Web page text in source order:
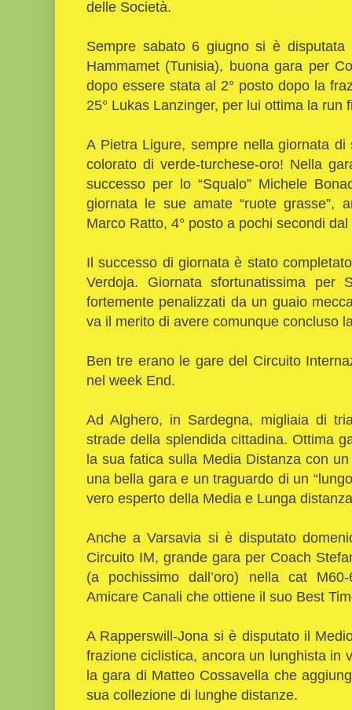
delle Società.
Sempre sabato 6 giugno si è
Hammamet (Tunisia), buona gara per
dopo essere stata al 2° posto dopo la
25° Lukas Lanzinger, per lui ottima la run
A Pietra Ligure, sempre nella giornata
colorato di verde-turchese-oro! Nella
successo per lo “Squalo” Michele
giornata le sue amate “ruote grasse”,
Marco Ratto, 4° posto a pochi secondi
Il successo di giornata è stato
Verdoja. Giornata sfortunatissima per
fortemente penalizzati da un guaio
va il merito di avere comunque concluso
Ben tre erano le gare del Circuito
nel week End.
Ad Alghero, in Sardegna, migliaia di
strade della splendida cittadina. Ottima
la sua fatica sulla Media Distanza con
una bella gara e un traguardo di un
vero esperto della Media e Lunga
Anche a Varsavia si è disputato
Circuito IM, grande gara per Coach
(a pochissimo dall’oro) nella cat
Amicare Canali che ottiene il suo Best
A Rapperswill-Jona si è disputato il
frazione ciclistica, ancora un lunghista in
la gara di Matteo Cossavella che
sua collezione di lunghe distanze.